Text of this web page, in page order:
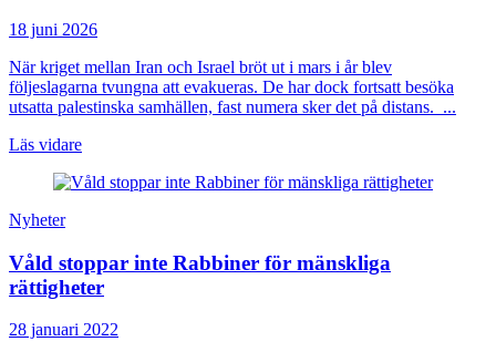
18 juni 2026
När kriget mellan Iran och Israel bröt ut i mars i år blev
följeslagarna tvungna att evakueras. De har dock fortsatt besöka
utsatta palestinska samhällen, fast numera sker det på distans. ...
Läs vidare
Nyheter
Våld stoppar inte Rabbiner för mänskliga
rättigheter
28 januari 2022